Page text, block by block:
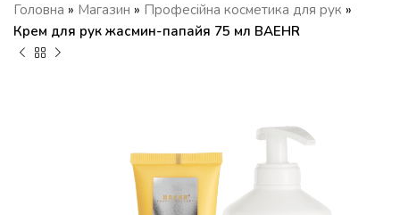
Головна » Магазин » Професійна косметика для рук »
Крем для рук жасмин-папайя 75 мл BAEHR